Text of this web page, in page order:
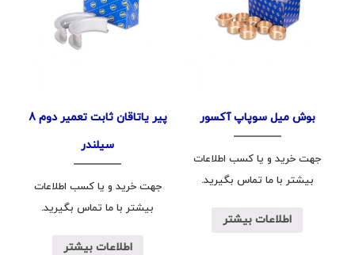
بوش میل سوپاپ آکسور
جهت خرید و یا کسب اطلاعات
بیشتر با ما تماس بگیرید.
اطلاعات بیشتر
پیر یاتاقان ثابت تعمیر دوم 8
سیلندر
جهت خرید و یا کسب اطلاعات
بیشتر با ما تماس بگیرید.
اطلاعات بیشتر